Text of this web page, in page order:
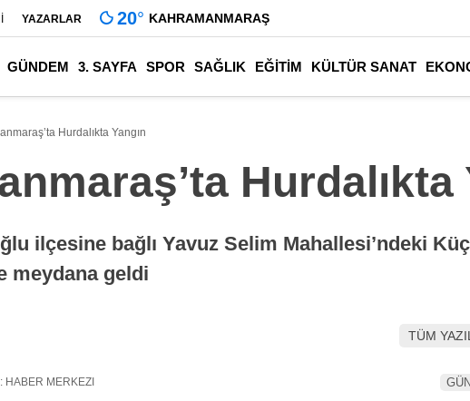
YAZARLAR 20° KAHRAMANMARAŞ
GÜNDEM 3. SAYFA SPOR SAĞLIK EĞİTİM KÜLTÜR SANAT
Hurdalıkta Yangın
Hurdalıkta
ilçesine bağlı Yavuz Selim Mahallesi’ndeki
meydana geldi
TÜM
HABER MERKEZI